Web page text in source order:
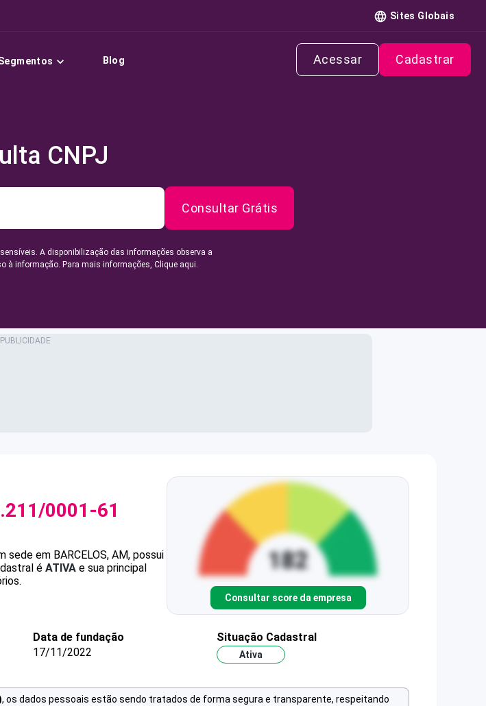
Sites Globais
Blog Acessar Cadastrar
CNPJ
Consultar Grátis
A disponibilização das informações observa a
à informação. Para mais informações, Clique aqui.
0001-61
sede em BARCELOS, AM, possui
é ATIVA e sua principal
Consultar score da empresa
Data de fundação
17/11/2022
Situação Cadastral
Ativa
, os dados pessoais estão sendo tratados de forma segura e transparente, respeitando